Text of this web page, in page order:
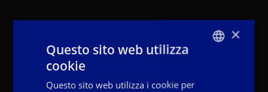
×
Questo sito web utilizza
cookie
Questo sito web utilizza i cookie per